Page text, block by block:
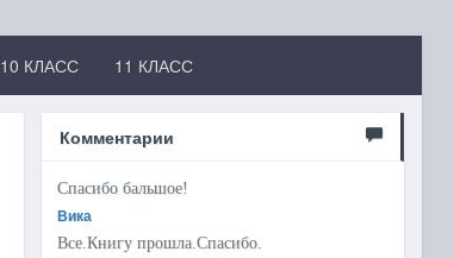
10 КЛАСС 11 КЛАСС
Комментарии
Спасибо бальшое!
Вика
Все.Книгу прошла.Спасибо.